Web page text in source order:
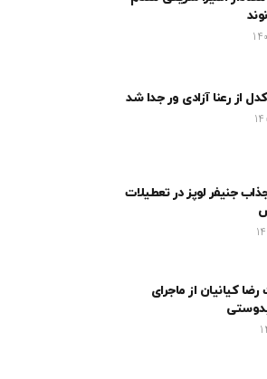
از رعنا آزادی ور جدا شد
جنیفر لوپز در تعطیلات
کیانیان از ماجرای